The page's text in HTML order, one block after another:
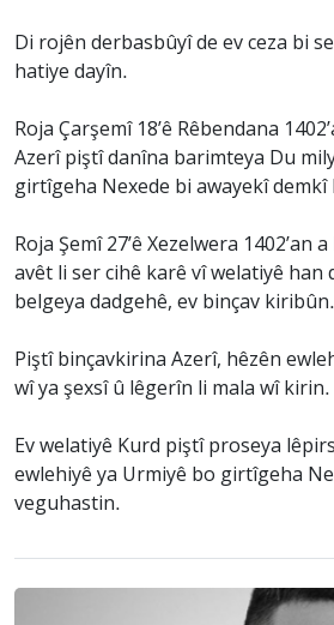
Di rojên derbasbûyî de ev ceza bi
hatiye dayîn.
Roja Çarşemî 18’ê Rêbendana
Azerî piştî danîna barimteya Du
girtîgeha Nexede bi awayekî
Roja Şemî 27’ê Xezelwera 1402’an
avêt li ser cihê karê vî welatiyê han
belgeya dadgehê, ev binçav kiribûn.
Piştî binçavkirina Azerî, hêzên
wî ya şexsî û lêgerîn li mala wî kirin.
Ev welatiyê Kurd piştî proseya
ewlehiyê ya Urmiyê bo girtîgeha
veguhastin.